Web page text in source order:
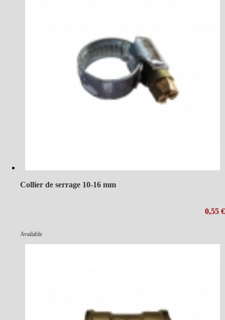
Collier de serrage 10-16 mm
0,55 €
Available